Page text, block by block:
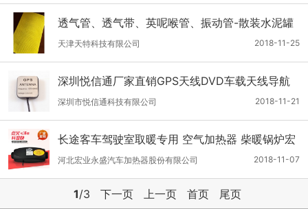
透气管、透气带、英呢喉管、振动管-散装水泥罐
车专用
2018-11-25
天津天特科技有限公司
深圳悦信通厂家直销GPS天线DVD车载天线导航
天线
2018-11-21
深圳市悦信通科技有限公司
长途客车驾驶室取暖专用 空气加热器 柴暖锅炉宏
业
2018-11-07
河北宏业永盛汽车加热器股份有限公司
1/3 下一页 上一页 首页 尾页